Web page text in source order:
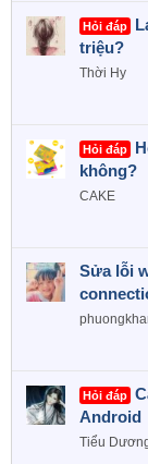
Hỏi đáp
triệu?
Thời Hy
Hỏi đáp
không?
CAKE
Sửa lỗi
Hỏi đáp
Android
Tiểu